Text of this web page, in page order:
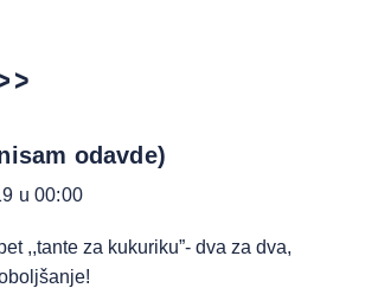
odavde)
u 00:00
,,tante za kukuriku”- dva za dva,